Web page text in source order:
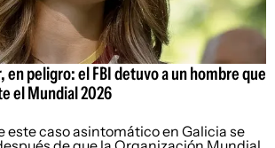
en peligro: el FBI detuvo a un hombre que
el Mundial 2026